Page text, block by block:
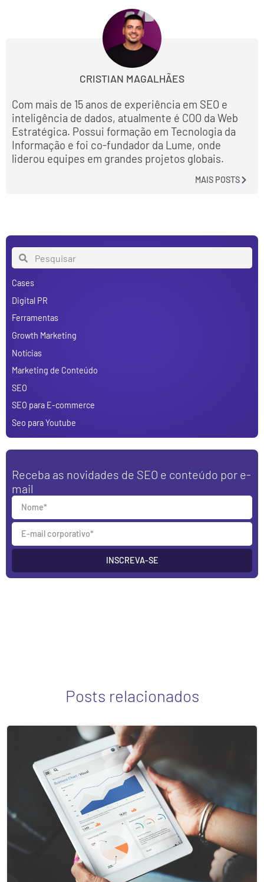
CRISTIAN MAGALHÃES
Com mais de 15 anos de experiência em SEO e
inteligência de dados, atualmente é COO da Web
Estratégica. Possui formação em Tecnologia da
Informação e foi co-fundador da Lume, onde
liderou equipes em grandes projetos globais.
MAIS POSTS
Cases
Digital PR
Ferramentas
Growth Marketing
Notícias
Marketing de Conteúdo
SEO
SEO para E-commerce
Seo para Youtube
Receba as novidades de SEO e conteúdo por e-
mail
INSCREVA-SE
Posts relacionados